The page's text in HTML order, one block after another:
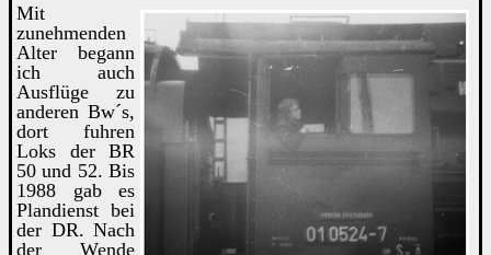
Mit
zunehmenden
Alter begann
ich auch
Ausflüge zu
anderen Bw´s,
dort fuhren
Loks der BR
50 und 52. Bis
1988 gab es
Plandienst bei
der DR. Nach
der Wende